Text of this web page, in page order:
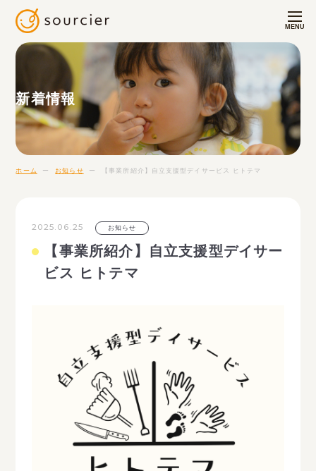
MENU
新着情報
ホーム ー お知らせ ー 【事業所紹介】自立支援型デイサービス ヒトテマ
2025.06.25 お知らせ
【事業所紹介】自立支援型デイサー
ビス ヒトテマ